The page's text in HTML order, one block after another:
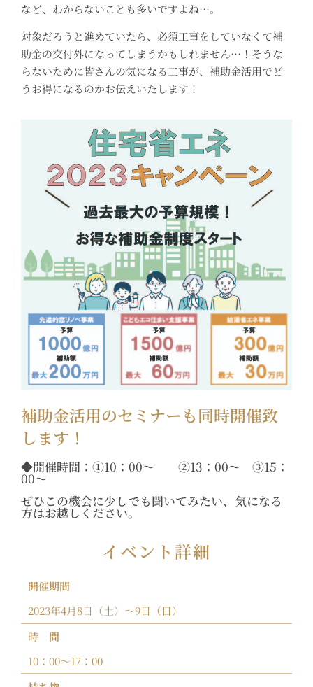
など、わからないことも多いですよね…。
対象だろうと進めていたら、 必須工事をしていなくて補
助金の交付外になってしまうかもしれません…！ そうな
らないために皆さんの気になる工事が、補助金活用でど
うお得になるのかお伝えいたします！
補助金活用のセミナーも同時開催致
します！
◆開催時間：①10：00～ ②13：00～ ③15：
00～
ぜひこの機会に少しでも聞いてみたい、気になる
方はお越しください。
イベント詳細
開催期間
2023年4月8日（土）～9日（日）
時 間
10：00〜17：00